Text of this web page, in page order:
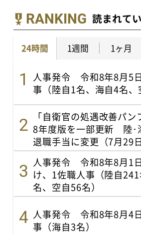
RANKING 読まれて
24時間 1週間 1ヶ月
人事発令 令和8年8月5
事（陸自1名、海自4名、
「自衛官の処遇改善パ
8年度版を一部更新 陸･
退職手当に変更（7月29日
人事発令 令和8年8月1
け、1佐職人事（陸自
名、空自56名）
人事発令 令和8年8月4
事（海自3名）